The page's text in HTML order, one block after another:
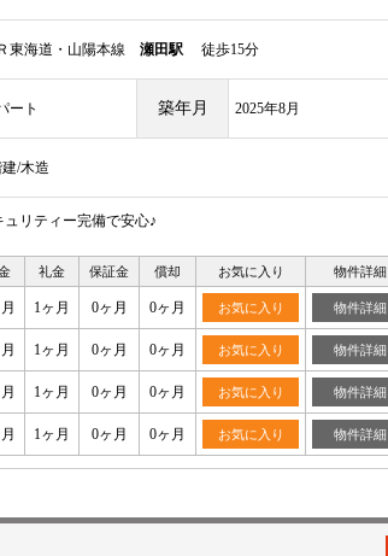
東海道・山陽本線 瀬田駅 徒歩15分
ート 築年月 2025年8月
/木造
リティー完備で安心♪
礼金 保証金 償却 お気に入り 物件詳細
1ヶ月 0ヶ月 0ヶ月 お気に入り 物件詳細
1ヶ月 0ヶ月 0ヶ月 お気に入り 物件詳細
1ヶ月 0ヶ月 0ヶ月 お気に入り 物件詳細
1ヶ月 0ヶ月 0ヶ月 お気に入り 物件詳細